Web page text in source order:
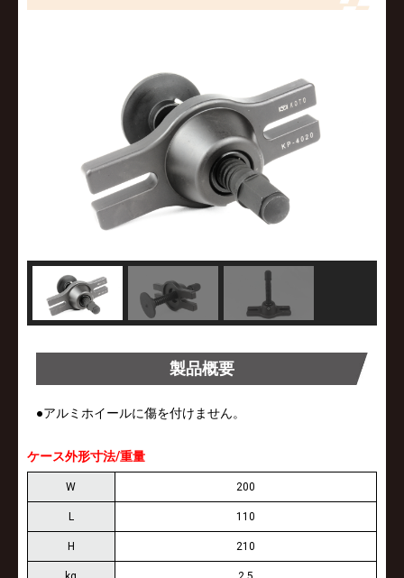
製品概要
●アルミホイールに傷を付けません。
ケース外形寸法/重量
W 200
L 110
H 210